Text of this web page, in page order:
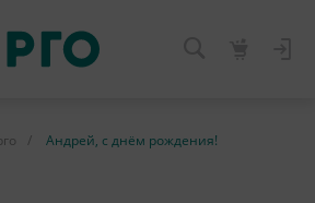
/ Андрей, с днём рождения!